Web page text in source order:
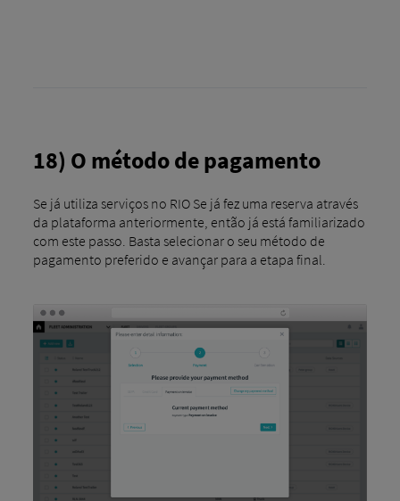
18) O método de pagamento
Se já utiliza serviços no RIO Se já fez uma reserva através
da plataforma anteriormente, então já está familiarizado
com este passo. Basta selecionar o seu método de
pagamento preferido e avançar para a etapa final.